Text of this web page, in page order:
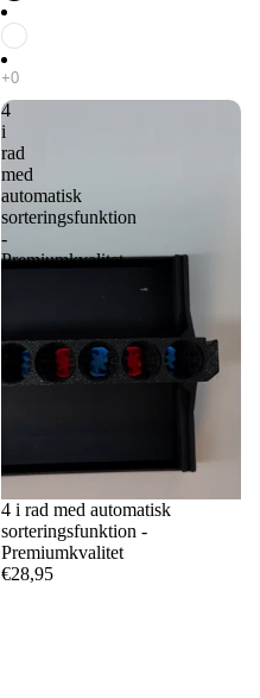
4
i
rad
med
automatisk
sorteringsfunktion
-
Premiumkvalitet
4 i rad med automatisk
sorteringsfunktion -
Premiumkvalitet
€28,95